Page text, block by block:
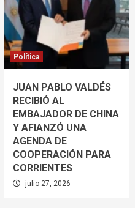
Política
JUAN PABLO VALDÉS
RECIBIÓ AL
EMBAJADOR DE CHINA
Y AFIANZÓ UNA
AGENDA DE
COOPERACIÓN PARA
CORRIENTES
julio 27, 2026